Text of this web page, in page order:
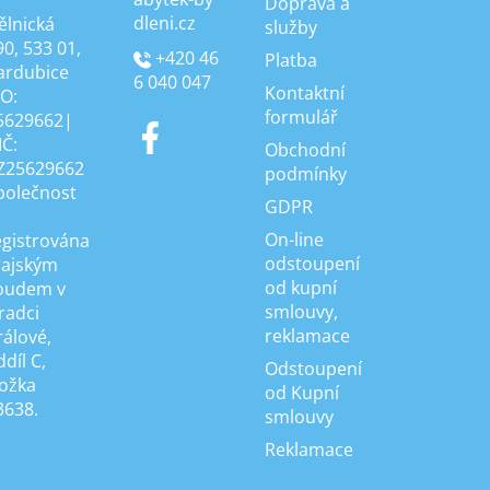
533 01,
v
C,
dleni.cz
+420 46
6 040 047
služby
Platba
Kontaktní
formulář
Obchodní
podmínky
GDPR
On-line
odstoupení
od kupní
smlouvy,
reklamace
Odstoupení
od Kupní
smlouvy
Reklamace